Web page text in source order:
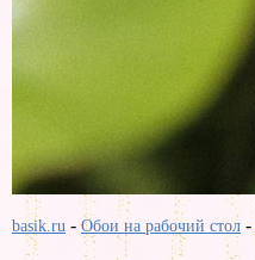
basik.ru - Обои на рабочий стол -